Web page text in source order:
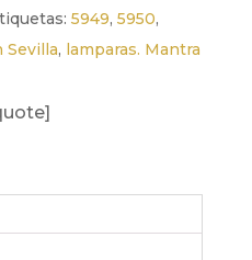
5949, 5950,
Sevilla, lamparas. Mantra